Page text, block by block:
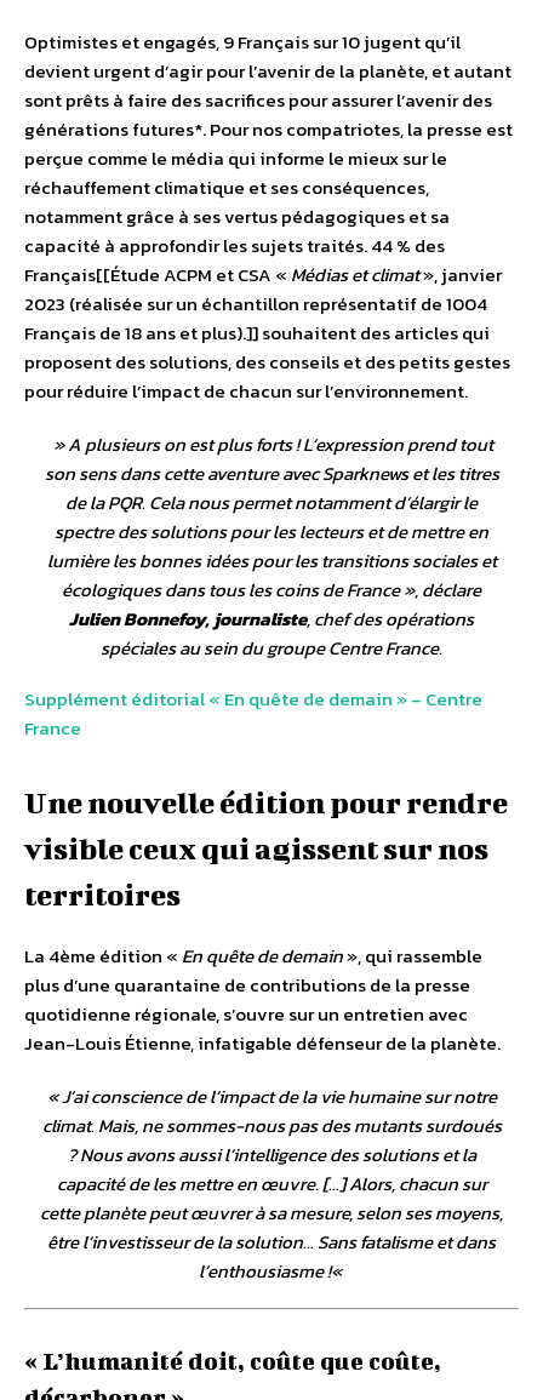
Optimistes et engagés, 9 Français sur 10 jugent qu’il
devient urgent d’agir pour l’avenir de la planète, et autant
sont prêts à faire des sacrifices pour assurer l’avenir des
générations futures*. Pour nos compatriotes, la presse est
perçue comme le média qui informe le mieux sur le
réchauffement climatique et ses conséquences,
notamment grâce à ses vertus pédagogiques et sa
capacité à approfondir les sujets traités. 44 % des
Français[[Étude ACPM et CSA « Médias et climat», janvier
2023 (réalisée sur un échantillon représentatif de 1004
Français de 18 ans et plus).]] souhaitent des articles qui
proposent des solutions, des conseils et des petits gestes
pour réduire l’impact de chacun sur l’environnement.
»A plusieurs on est plus forts ! L’expression prend tout
son sens dans cette aventure avec Sparknews et les titres
de la PQR. Cela nous permet notamment d’élargir le
spectre des solutions pour les lecteurs et de mettre en
lumière les bonnes idées pour les transitions sociales et
écologiques dans tous les coins de France», déclare
Julien Bonnefoy, journaliste, chef des opérations
spéciales au sein du groupe Centre France.
Supplément éditorial « En quête de demain » – Centre
France
Une nouvelle édition pour rendre
visible ceux qui agissent sur nos
territoires
La 4ème édition « En quête de demain», qui rassemble
plus d’une quarantaine de contributions de la presse
quotidienne régionale, s’ouvre sur un entretien avec
Jean-Louis Étienne, infatigable défenseur de la planète.
«J’ai conscience de l’impact de la vie humaine sur notre
climat. Mais, ne sommes-nous pas des mutants surdoués
? Nous avons aussi l’intelligence des solutions et la
capacité de les mettre en œuvre. […] Alors, chacun sur
cette planète peut œuvrer à sa mesure, selon ses moyens,
être l’investisseur de la solution… Sans fatalisme et dans
l’enthousiasme !«
« L’humanité doit, coûte que coûte,